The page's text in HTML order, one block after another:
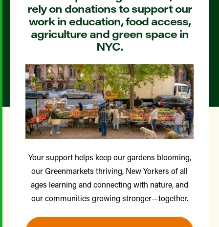
rely on donations to support our
work in education, food access,
agriculture and green space in
NYC.
Your support helps keep our gardens blooming,
our Greenmarkets thriving, New Yorkers of all
ages learning and connecting with nature, and
our communities growing stronger—together.